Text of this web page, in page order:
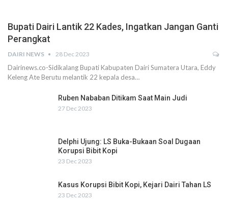
Bupati Dairi Lantik 22 Kades, Ingatkan Jangan Ganti
Perangkat
DAIRI NEWS 28 Dec 2023
Dairinews.co-Sidikalang Bupati Kabupaten Dairi Sumatera Utara, Eddy
Keleng Ate Berutu melantik 22 kepala desa…
Ruben Nababan Ditikam Saat Main Judi
27 Dec 2023
Delphi Ujung: LS Buka-Bukaan Soal Dugaan
Korupsi Bibit Kopi
23 Dec 2023
Kasus Korupsi Bibit Kopi, Kejari Dairi Tahan LS
23 Dec 2023